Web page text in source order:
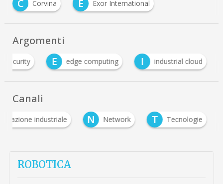
C
Corvina E Exor International
Argomenti
E edge computing I industrial cloud
Canali
industriale N Network T Tecnologie
ROBOTICA